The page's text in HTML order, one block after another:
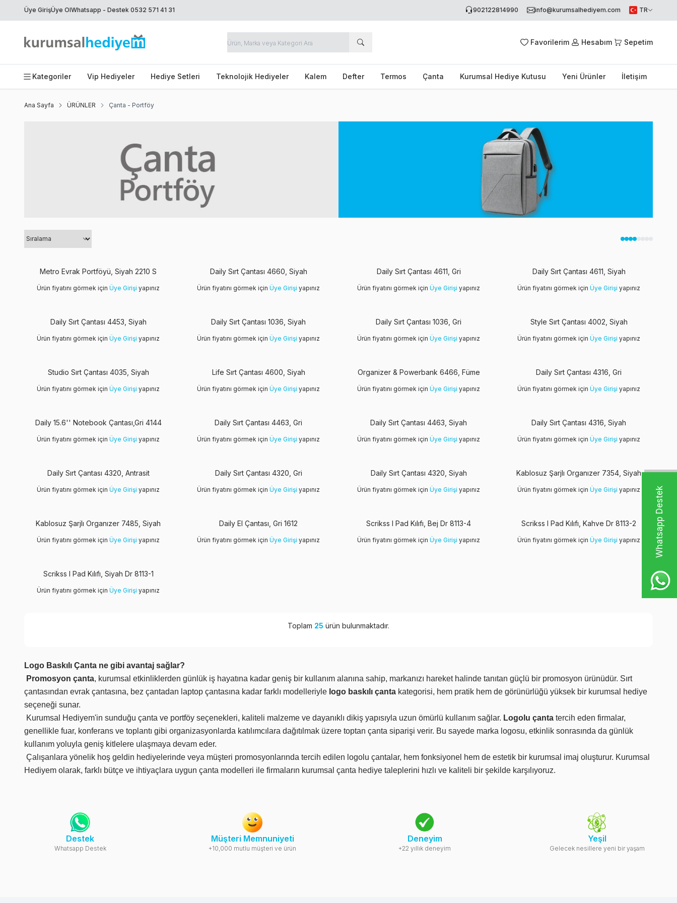
W
h
t
s
a
p
p
D
e
s
t
e
k
H
a
t
t
Üye GirişÜye OlWhatsapp - Destek 0532 571 41 31 902122814990 info@kurumsalhediyem.com TR
Favorilerim Hesabım Sepetim
Kategoriler Vip Hediyeler Hediye Setleri Teknolojik Hediyeler Kalem Defter Termos Çanta Kurumsal Hediye Kutusu Yeni Ürünler İletişim
Ana Sayfa ÜRÜNLER Çanta - Portföy
Metro Evrak Portföyü, Siyah 2210 S
Ürün fiyatını görmek için Üye Girişi yapınız
Daily Sırt Çantası 4660, Siyah
Ürün fiyatını görmek için Üye Girişi yapınız
Daily Sırt Çantası 4611, Gri
Ürün fiyatını görmek için Üye Girişi yapınız
Daily Sırt Çantası 4611, Siyah
Ürün fiyatını görmek için Üye Girişi yapınız
Daily Sırt Çantası 4453, Siyah
Ürün fiyatını görmek için Üye Girişi yapınız
Daily Sırt Çantası 1036, Siyah
Ürün fiyatını görmek için Üye Girişi yapınız
Daily Sırt Çantası 1036, Gri
Ürün fiyatını görmek için Üye Girişi yapınız
Style Sırt Çantası 4002, Siyah
Ürün fiyatını görmek için Üye Girişi yapınız
Studio Sırt Çantası 4035, Siyah
Ürün fiyatını görmek için Üye Girişi yapınız
Life Sırt Çantası 4600, Siyah
Ürün fiyatını görmek için Üye Girişi yapınız
Organizer & Powerbank 6466, Füme
Ürün fiyatını görmek için Üye Girişi yapınız
Daily Sırt Çantası 4316, Gri
Ürün fiyatını görmek için Üye Girişi yapınız
Daily 15.6'' Notebook Çantası,Gri 4144
Ürün fiyatını görmek için Üye Girişi yapınız
Daily Sırt Çantası 4463, Gri
Ürün fiyatını görmek için Üye Girişi yapınız
Daily Sırt Çantası 4463, Siyah
Ürün fiyatını görmek için Üye Girişi yapınız
Daily Sırt Çantası 4316, Siyah
Ürün fiyatını görmek için Üye Girişi yapınız
Daily Sırt Çantası 4320, Antrasit
Ürün fiyatını görmek için Üye Girişi yapınız
Daily Sırt Çantası 4320, Gri
Ürün fiyatını görmek için Üye Girişi yapınız
Daily Sırt Çantası 4320, Siyah
Ürün fiyatını görmek için Üye Girişi yapınız
Kablosuz Şarjlı Organızer 7354, Siyah
Ürün fiyatını görmek için Üye Girişi yapınız
Kablosuz Şarjlı Organızer 7485, Siyah
Ürün fiyatını görmek için Üye Girişi yapınız
Daily El Çantası, Gri 1612
Ürün fiyatını görmek için Üye Girişi yapınız
Scrikss I Pad Kılıfı, Bej Dr 8113-4
Ürün fiyatını görmek için Üye Girişi yapınız
Scrikss I Pad Kılıfı, Kahve Dr 8113-2
Ürün fiyatını görmek için Üye Girişi yapınız
Scrikss I Pad Kılıfı, Siyah Dr 8113-1
Ürün fiyatını görmek için Üye Girişi yapınız
Toplam 25 ürün bulunmaktadır.
Logo Baskılı Çanta ne gibi avantaj sağlar?
Promosyon çanta, kurumsal etkinliklerden günlük iş hayatına kadar geniş bir kullanım alanına sahip, markanızı hareket halinde tanıtan güçlü bir promosyon ürünüdür. Sırt
çantasından evrak çantasına, bez çantadan laptop çantasına kadar farklı modelleriyle logo baskılı çanta kategorisi, hem pratik hem de görünürlüğü yüksek bir kurumsal hediye
seçeneği sunar.
Kurumsal Hediyem'in sunduğu çanta ve portföy seçenekleri, kaliteli malzeme ve dayanıklı dikiş yapısıyla uzun ömürlü kullanım sağlar. Logolu çanta tercih eden firmalar,
genellikle fuar, konferans ve toplantı gibi organizasyonlarda katılımcılara dağıtılmak üzere toptan çanta siparişi verir. Bu sayede marka logosu, etkinlik sonrasında da günlük
kullanım yoluyla geniş kitlelere ulaşmaya devam eder.
Çalışanlara yönelik hoş geldin hediyelerinde veya müşteri promosyonlarında tercih edilen logolu çantalar, hem fonksiyonel hem de estetik bir kurumsal imaj oluşturur. Kurumsal
Hediyem olarak, farklı bütçe ve ihtiyaçlara uygun çanta modelleri ile firmaların kurumsal çanta hediye taleplerini hızlı ve kaliteli bir şekilde karşılıyoruz.
Destek
Whatsapp Destek
Müşteri Memnuniyeti
+10,000 mutlu müşteri ve ürün
Deneyim
+22 yıllık deneyim
Yeşil
Gelecek nesillere yeni bir yaşam